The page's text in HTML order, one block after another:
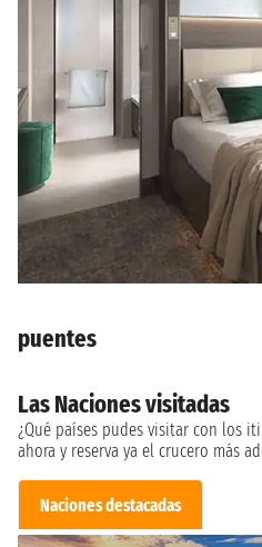
puentes
Las Naciones visitadas
¿Qué países pudes visitar con los
ahora y reserva ya el crucero más
Naciones destacadas